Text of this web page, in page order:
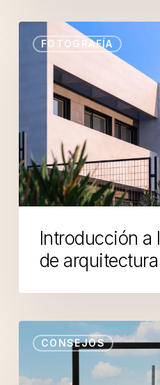
FOTOGRAFÍA
Introducción a
de arquitectura
CONSEJOS